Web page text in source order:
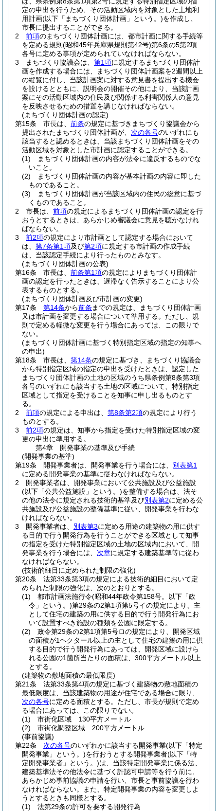
定の申出を行うため、その活動区域内を対象とした土地利
用計画(以下「まちづくり団体計画」という。)を作成し、
市長に提出することができる。
2
前項のまちづくり団体計画には、都市計画に関する手続等
を定める規則 (昭和45年兵庫県規則第42号)第6条の5第2項
各号に定める事項が定められていなければならない。
3
まちづくり協議会は、 第1項に規定するまちづくり団体計
画を作成する場合には、まちづくり団体計画案を2週間以上
の縦覧に付し、当該計画案に対する意見書を提出する機会
を設けるとともに、説明会の開催その他により、当該計画
案にその活動区域内の住民及び関係する利害関係人の意見
を反映させるための措置を講じなければならない。
(まちづくり団体計画の認定)
第15条
市長は、 前条の規定に基づきまちづくり協議会から
提出されたまちづくり団体計画が、 次の各号のいずれにも
該当すると認めるときは、当該まちづくり団体計画をその
活動区域を対象とした市計画に認定することができる。
(1)
まちづくり団体計画の内容が法令に違反するものでな
いこと。
(2)
まちづくり団体計画の内容が基本計画の内容に即した
ものであること。
(3)
まちづくり団体計画が当該区域内の住民の総意に基づ
くものであること。
2
市長は、 前項の規定によるまちづくり団体計画の認定を行
おうとするときは、あらかじめ審議会に意見を聴かなけれ
ばならない。
3
前2項の規定により市計画として認定する場合において
は、 第7条第1項及び第2項に規定する市計画の作成手続
は、当該認定手続により行ったものとみなす。
(まちづくり団体計画の公表)
第16条
市長は、 前条第1項の規定によりまちづくり団体計
画の認定を行ったときは、遅滞なく告示することにより公
表するものとする。
(まちづくり団体計画及び市計画の変更)
第17条
第14条から前条 までの規定は、まちづくり団体計画
又は市計画を変更する場合について準用する。 ただし、規
則で定める軽微な変更を行う場合にあっては、この限りで
ない。
(まちづくり団体計画に基づく特別指定区域の指定の知事へ
の申出)
第18条
市長は、 第14条の規定に基づき、まちづくり協議会
から特別指定区域の指定の申出を受けたときは、認定した
まちづくり団体計画の土地の区域のうち県条例第8条第3項
各号のいずれにも該当する土地の区域について、特別指定
区域として指定を受けることを知事に申し出るものとす
る。
2
前項の規定による申出は、 第8条第2項の規定により行う
ものとする。
3
前2項の規定は、知事から指定を受けた特別指定区域の変
更の申出に準用する。
第4章
開発事業の基準及び手続
(開発事業の基準)
第19条
開発事業者は、開発事業を行う場合には、 別表第1
に定める開発事業の基準に従わなければならない。
2
開発事業者は、開発事業において公共施設及び公益施設
(以下「公共公益施設」という。)を整備する場合は、法そ
の他の法令に規定される技術的基準及び別表第2に定める公
共施設及び公益施設の整備基準に従い、開発事業を行わな
ければならない。
3
開発事業者は、 別表第3に定める用途の建築物の用に供す
る目的で行う開発行為を行うことができる区域として知事
の指定を受けた特別指定区域の土地の区域内において、開
発事業を行う場合には、 次章に規定する建築基準等に従わ
なければならない。
(技術的細目に定められた制限の強化)
第20条
法第33条第3項の規定による技術的細目において定
められた制限の強化は、次のとおりとする。
(1)
都市計画法施行令(昭和44年政令第158号。以下「政
令」という。)第29条の2第1項第5号イの規定により、主
として住宅の建築の用に供する目的で行う開発行為にお
いて設置すべき施設の種類を公園に限定する。
(2)
政令第29条の2第1項第5号ロの規定により、開発区域
の面積が1ヘクタール以上の主として住宅の建築の用に供
する目的で行う開発行為にあっては、開発区域に設けら
れる公園の1箇所当たりの面積は、300平方メートル以上
とする。
(建築物の敷地面積の最低限度)
第21条
法第33条第4項の規定に基づく建築物の敷地面積の
最低限度は、当該建築物の用途が住宅である場合に限り、
次の各号に定める面積とする。 ただし、市長が規則で定め
る場合にあっては、この限りでない。
(1)
市街化区域 130平方メートル
(2)
市街化調整区域 200平方メートル
(事前協議)
第22条
次の各号のいずれかに該当する開発事業(以下「特定
開発事業」という。)を行おうとする開発事業者(以下「特
定開発事業者」という。)は、当該特定開発事業に係る法、
建築基準法その他法令に基づく許認可申請等を行う前に、
あらかじめ事前協議の申請を行い、市長と事前協議を行わ
なければならない。
また、特定開発事業の内容を変更しよ
うとするときも同様とする。
(1)
法第29条の許可を要する開発行為